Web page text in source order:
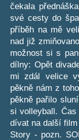
čekala
své cesty do
příběh na mě
nad již
možnost si s
dílny: Opět
mi zdál velice
pěkně nám z
pěkně pařilo
si volleyball.
dívat na další
Story - pozn.